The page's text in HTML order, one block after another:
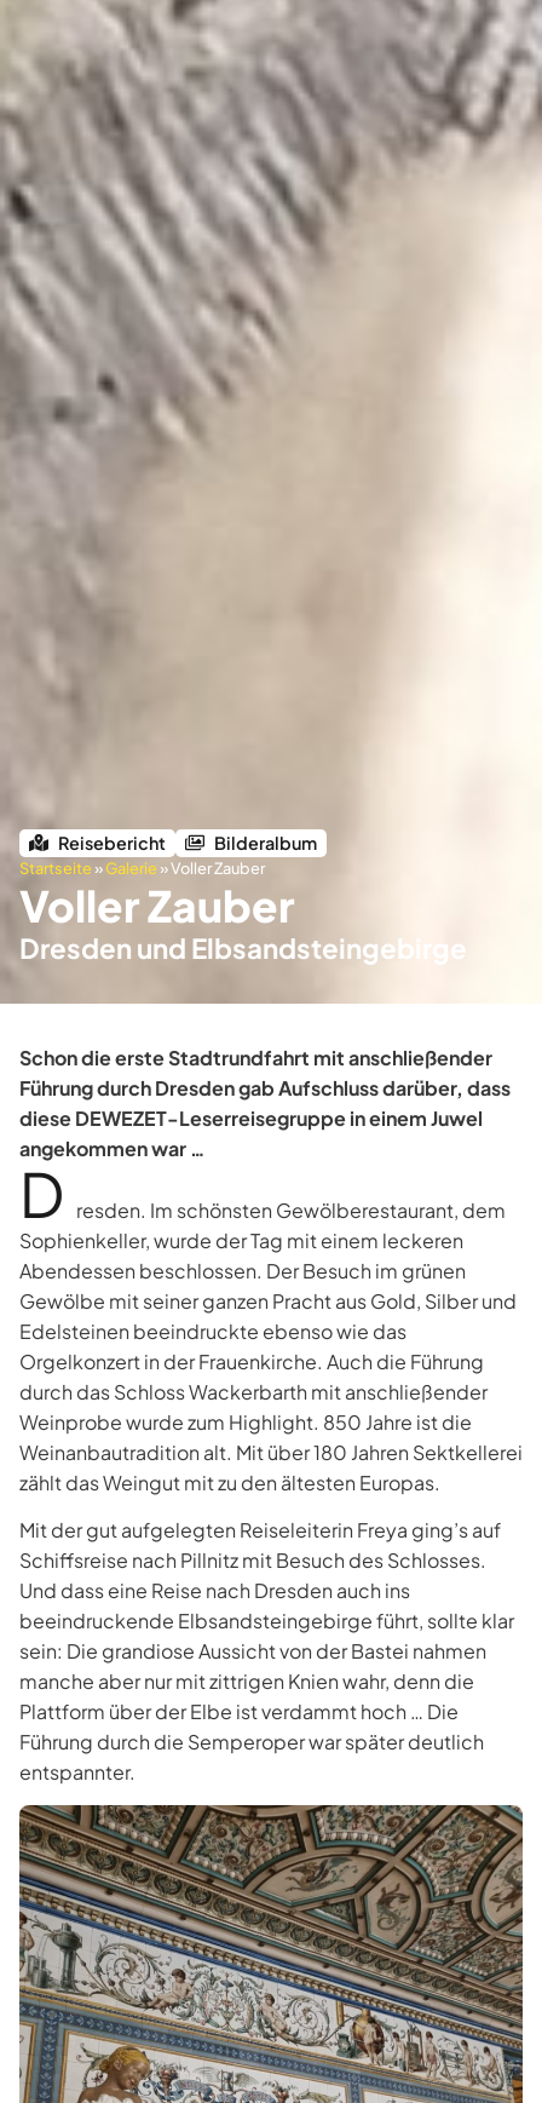
Reisebericht Bilderalbum
Startseite»Galerie »Voller Zauber
Voller Zauber
Dresden und Elbsandsteingebirge
Schon die erste Stadtrundfahrt mit anschließender
Führung durch Dresden gab Aufschluss darüber, dass
diese DEWEZET-Leserreisegruppe in einem Juwel
angekommen war …
D
resden. Im schönsten Gewölberestaurant, dem
Sophienkeller, wurde der Tag mit einem leckeren
Abendessen beschlossen. Der Besuch im grünen
Gewölbe mit seiner ganzen Pracht aus Gold, Silber und
Edelsteinen beeindruckte ebenso wie das
Orgelkonzert in der Frauenkirche. Auch die Führung
durch das Schloss Wackerbarth mit anschließender
Weinprobe wurde zum Highlight. 850 Jahre ist die
Weinanbautradition alt. Mit über 180 Jahren Sektkellerei
zählt das Weingut mit zu den ältesten Europas.
Mit der gut aufgelegten Reiseleiterin Freya ging’s auf
Schiffsreise nach Pillnitz mit Besuch des Schlosses.
Und dass eine Reise nach Dresden auch ins
beeindruckende Elbsandsteingebirge führt, sollte klar
sein: Die grandiose Aussicht von der Bastei nahmen
manche aber nur mit zittrigen Knien wahr, denn die
Plattform über der Elbe ist verdammt hoch … Die
Führung durch die Semperoper war später deutlich
entspannter.